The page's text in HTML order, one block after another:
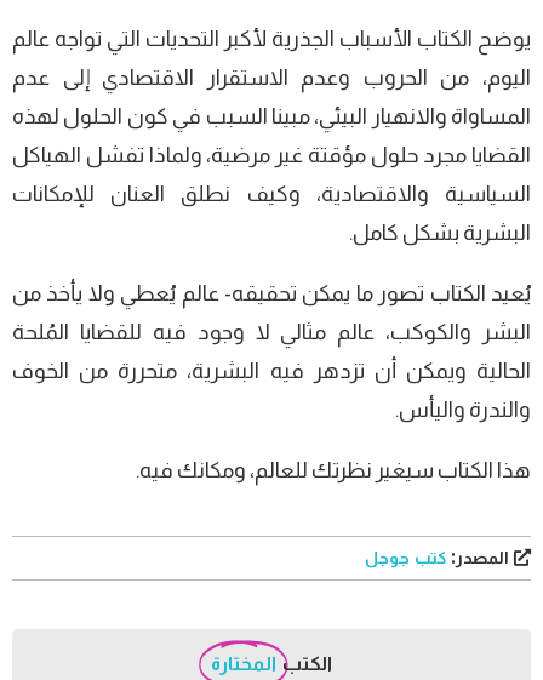
يوضح الكتاب الأسباب الجذرية لأكبر التحديات التي تواجه عالم
اليوم، من الحروب وعدم الاستقرار الاقتصادي إلى عدم
المساواة والانهيار البيئي، مبينا السبب في كون الحلول لهذه
القضايا مجرد حلول مؤقتة غير مرضية، ولماذا تفشل الهياكل
السياسية والاقتصادية، وكيف نطلق العنان للإمكانات
البشرية بشكل كامل.
يُعيد الكتاب تصور ما يمكن تحقيقه- عالم يُعطي ولا يأخذ من
البشر والكوكب، عالم مثالي لا وجود فيه للقضايا المُلحة
الحالية ويمكن أن تزدهر فيه البشرية، متحررة من الخوف
والندرة واليأس.
هذا الكتاب سيغير نظرتك للعالم، ومكانك فيه.
المصدر: كتب جوجل
الكتب المختارة